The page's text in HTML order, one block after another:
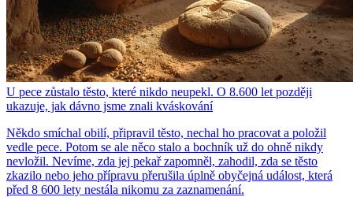
U pece zůstalo těsto, které nikdo neupekl. O 8.600 let později
ukazuje, jak dávno jsme znali kváskování
Někdo smíchal obilí, připravil těsto, nechal ho pracovat a položil
vedle pece. Potom se ale něco stalo a bochník už do ohně nikdy
nevložil. Nevíme, zda jej pekař zapomněl, zahodil, zda se těsto
zkazilo nebo jeho přípravu přerušila úplně obyčejná událost, která
před 8 600 lety nestála nikomu za zaznamenání.